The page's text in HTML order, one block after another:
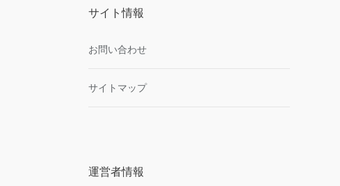
サイト情報
お問い合わせ
サイトマップ
運営者情報